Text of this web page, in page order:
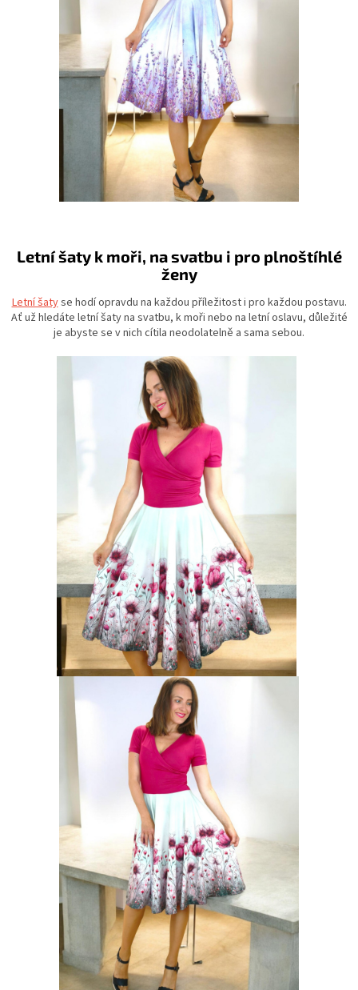
Letní šaty k moři, na svatbu i pro plnoštíhlé
ženy
Letní šatyse hodí opravdu na každou příležitost i pro každou postavu.
Ať už hledáte letní šaty na svatbu, k moři nebo na letní oslavu, důležité
je abyste se v nich cítila neodolatelně a sama sebou.